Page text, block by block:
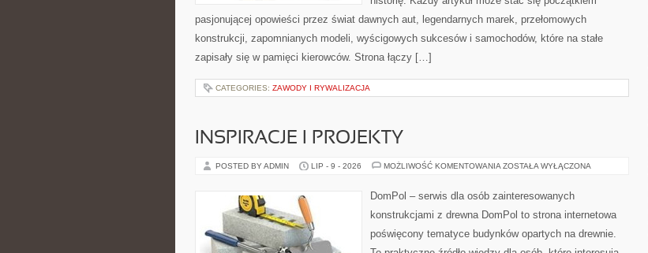
pasjonującej opowieści przez świat dawnych aut, legendarnych marek, przełomowych
konstrukcji, zapomnianych modeli, wyścigowych sukcesów i samochodów, które na stałe
zapisały się w pamięci kierowców. Strona łączy […]
CATEGORIES: ZAWODY I RYWALIZACJA
INSPIRACJE I PROJEKTY
POSTED BY ADMIN LIP - 9 - 2026 MOŻLIWOŚĆ KOMENTOWANIA INSPIRACJE
ZOSTAŁA WYŁĄCZONA
DomPol – serwis dla osób zainteresowanych
konstrukcjami z drewna DomPol to strona internetowa
poświęcony tematyce budynków opartych na drewnie.